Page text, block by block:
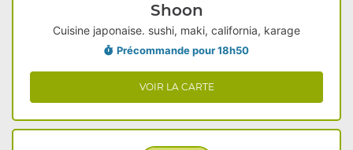
Shoon
Cuisine japonaise. sushi, maki, california, karage
Précommande pour 18h50
VOIR LA CARTE